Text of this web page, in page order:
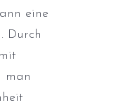
eine
Durch
man